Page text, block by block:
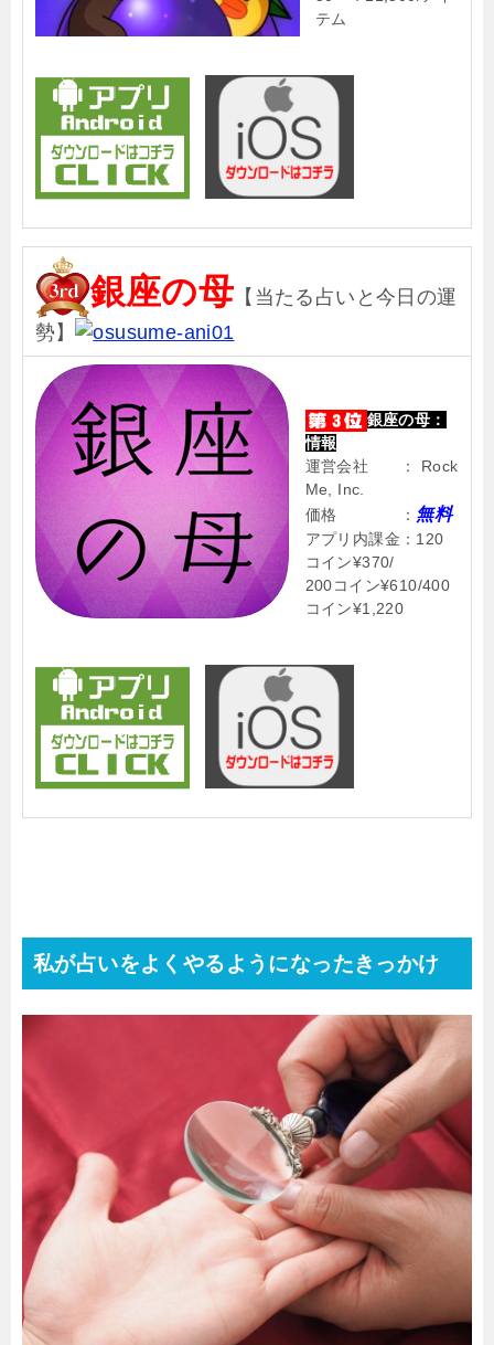
テム
銀座の母 【当たる占いと今日の運
勢】
銀座の母：
情報
運営会社 ： Rock
Me, Inc.
価格 ： 無料
アプリ内課金：120
コイン¥370/
200コイン¥610/400
コイン¥1,220
私が占いをよくやるようになったきっかけ